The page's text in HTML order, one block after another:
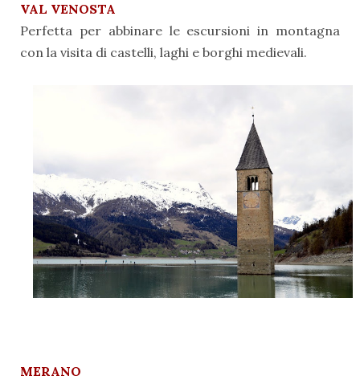
VAL VENOSTA
Perfetta per abbinare le escursioni in montagna
con la visita di castelli, laghi e borghi medievali.
MERANO